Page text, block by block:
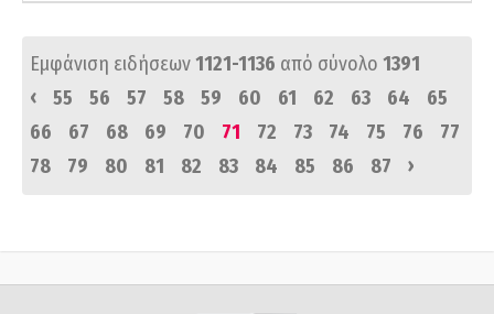
Εμφάνιση ειδήσεων1121-1136 από σύνολο 1391
‹
55 56 57 58 59 60 61 62 63 64
65
66
67 68 69 70 71 72 73 74 75 76
77
78
79 80 81 82 83 84 85 86 87 ›